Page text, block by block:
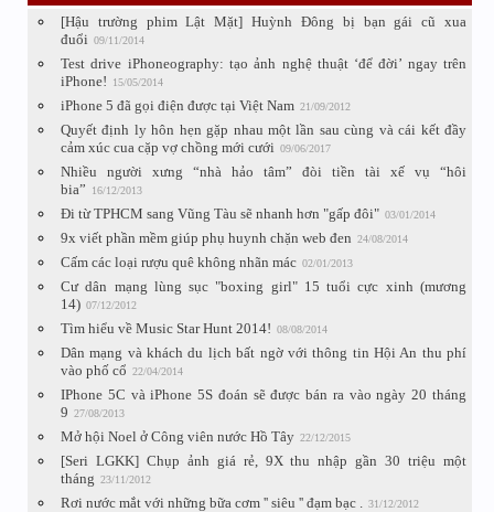
[Hậu trường phim Lật Mặt] Huỳnh Đông bị bạn gái cũ xua
đuổi 09/11/2014
Test drive iPhoneography: tạo ảnh nghệ thuật ‘để đời’ ngay trên
iPhone!
15/05/2014
iPhone 5 đã gọi điện được tại Việt Nam 21/09/2012
Quyết định ly hôn hẹn gặp nhau một lần sau cùng và cái kết đầy
cảm xúc cua cặp vợ chồng mới cưới 09/06/2017
Nhiều người xưng “nhà hảo tâm” đòi tiền tài xế vụ “hôi
bia”
16/12/2013
Đi từ TPHCM sang Vũng Tàu sẽ nhanh hơn "gấp đôi" 03/01/2014
9x viết phần mềm giúp phụ huynh chặn web đen 24/08/2014
Cấm các loại rượu quê không nhãn mác 02/01/2013
Cư dân mạng lùng sục "boxing girl" 15 tuổi cực xinh (mương
14) 07/12/2012
Tìm hiểu về Music Star Hunt 2014! 08/08/2014
Dân mạng và khách du lịch bất ngờ với thông tin Hội An thu phí
vào phố cổ 22/04/2014
IPhone 5C và iPhone 5S đoán sẽ được bán ra vào ngày 20 tháng
9 27/08/2013
Mở hội Noel ở Công viên nước Hồ Tây 22/12/2015
[Seri LGKK] Chụp ảnh giá rẻ, 9X thu nhập gần 30 triệu một
tháng 23/11/2012
Rơi nước mắt với những bữa cơm '' siêu '' đạm bạc . 31/12/2012